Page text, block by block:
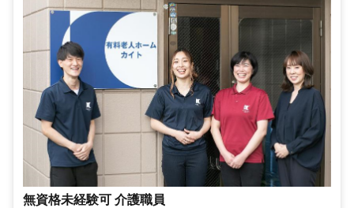
無資格未経験可 介護職員